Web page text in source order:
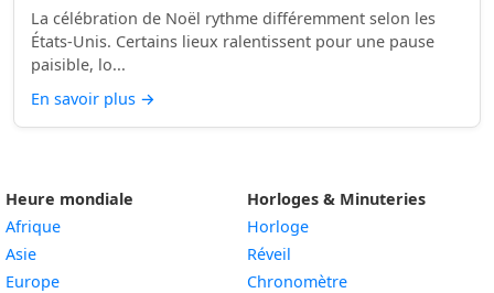
La célébration de Noël rythme différemment selon les
États-Unis. Certains lieux ralentissent pour une pause
paisible, lo...
En savoir plus →
Heure mondiale
Afrique
Asie
Europe
Horloges & Minuteries
Horloge
Réveil
Chronomètre